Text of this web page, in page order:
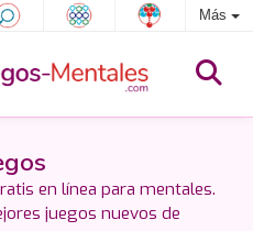
Más
en línea para mentales.
juegos nuevos de